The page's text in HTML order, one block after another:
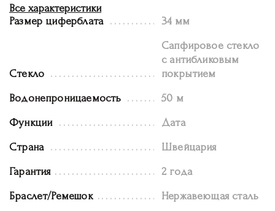
Все характеристики
Размер циферблата
34 мм
Стекло
Сапфировое стекло
с антибликовым
покрытием
Водонепроницаемость 50 м
Функции Дата
Страна Швейцария
Гарантия 2 года
Браслет/Ремешок Нержавеющая сталь